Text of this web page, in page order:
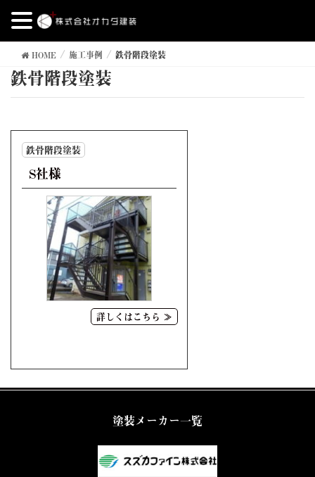
HOME 施工事例 鉄骨階段塗装
鉄骨階段塗装
鉄骨階段塗装
S社様
詳しくはこちら ≫
塗装メーカー一覧